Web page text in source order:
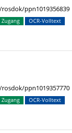
ppn1019356839
Zugang OCR-Volltext
ppn1019357770
Zugang OCR-Volltext